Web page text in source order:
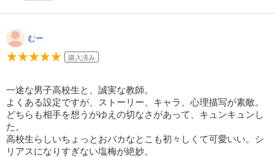
むー
購入済み
一途な男子高校生と、誠実な教師。
よくある設定ですが、ストーリー、キャラ、心理描写が素敵。
どちらも相手を想うがゆえの切なさがあって、キュンキュンし
た。
高校生らしいちょっとおバカなとこも初々しくて可愛いい。シ
リアスになりすぎない塩梅が絶妙。